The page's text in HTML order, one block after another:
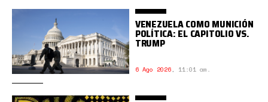
VENEZUELA COMO MUNICIÓN
POLÍTICA: EL CAPITOLIO VS.
TRUMP
6 Ago 2026, 11:01 am.